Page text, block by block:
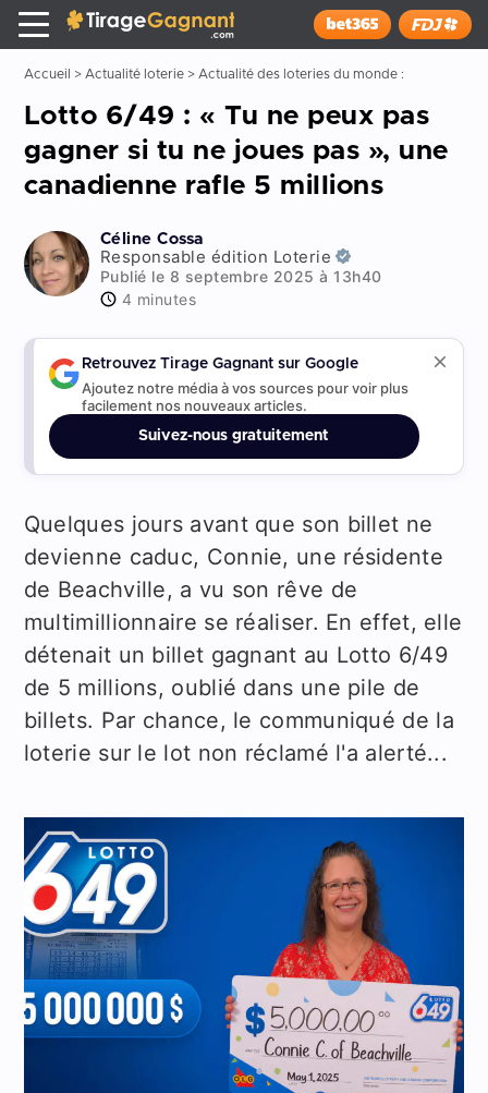
x
Tirage Gagnant
Installer
Accueil > Actualité loterie> Actualité des loteries du monde :
Lotto 6/49 : « Tu ne peux pas
gagner si tu ne joues pas », une
canadienne rafle 5 millions
Céline Cossa
Responsable édition Loterie
Publié le 8 septembre 2025 à 13h40
4 minutes
Retrouvez Tirage Gagnant sur Google
Ajoutez notre média à vos sources pour voir plus
facilement nos nouveaux articles.
Suivez-nous gratuitement
Quelques jours avant que son billet ne
devienne caduc, Connie, une résidente
de Beachville, a vu son rêve de
multimillionnaire se réaliser. En effet, elle
détenait un billet gagnant au Lotto 6/49
de 5 millions, oublié dans une pile de
billets. Par chance, le communiqué de la
loterie sur le lot non réclamé l'a alerté...